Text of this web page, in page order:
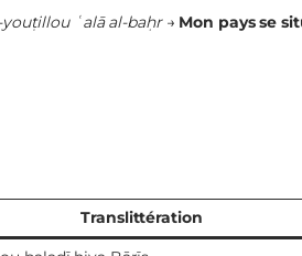
ʿalā al-baḥr→ Mon pays se
Translittération